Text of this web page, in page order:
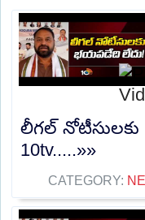
లీగల్ నోటీసులకు
10tv.....»»
CATEGORY: